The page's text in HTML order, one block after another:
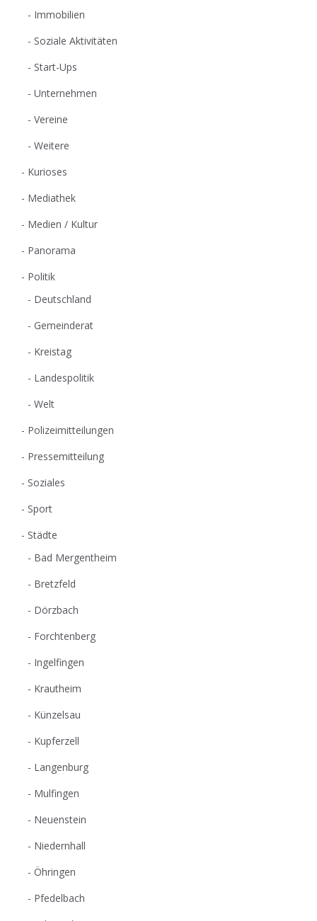
Immobilien
Soziale Aktivitäten
Start-Ups
Unternehmen
Vereine
Weitere
Kurioses
Mediathek
Medien / Kultur
Panorama
Politik
Deutschland
Gemeinderat
Kreistag
Landespolitik
Welt
Polizeimitteilungen
Pressemitteilung
Soziales
Sport
Städte
Bad Mergentheim
Bretzfeld
Dörzbach
Forchtenberg
Ingelfingen
Krautheim
Künzelsau
Kupferzell
Langenburg
Mulfingen
Neuenstein
Niedernhall
Öhringen
Pfedelbach